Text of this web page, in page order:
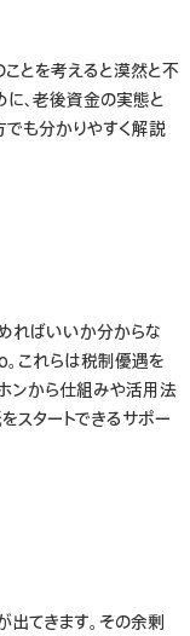
とを考えると漠然と不
に、老後資金の実態と
でも分かりやすく解説
ればいいか分からな
これらは税制優遇を
ンから仕組みや活用法
スタートできるサポー
てきます。その余剰